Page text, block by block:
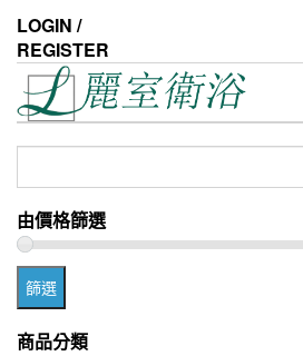
the
content
LOGIN /
REGISTER
鍵
字:
由價格篩選
篩選
商品分類